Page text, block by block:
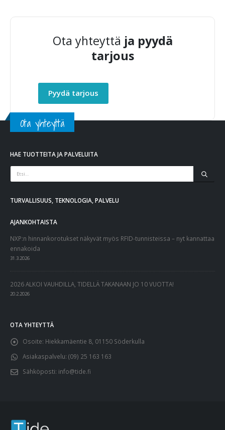
Ota yhteyttä ja pyydä
tarjous
Pyydä tarjous
Ota yhteyttä
HAE TUOTTEITA JA PALVELUITA
TURVALLISUUS, TEKNOLOGIA, PALVELU
AJANKOHTAISTA
NXP:n hinnankorotukset näkyvät myös RFID-tunnisteissa – nyt kannattaa
ennakoida
31.3.2026
2026 ALKOI VAUHDILLA, TIDELLÄ TAKANAAN JO 10 VUOTTA!
20.2.2026
OTA YHTEYTTÄ
Osoite: Hiekkamäentie 8, 01150 Söderkulla
Asiakaspalvelu: (09) 25 163 163
Sähköposti: info@tide.fi